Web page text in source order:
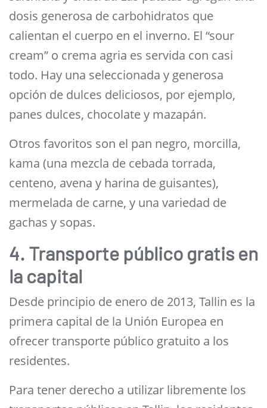
dosis generosa de carbohidratos que
calientan el cuerpo en el inverno. El “sour
cream” o crema agria es servida con casi
todo. Hay una seleccionada y generosa
opción de dulces deliciosos, por ejemplo,
panes dulces, chocolate y mazapán.
Otros favoritos son el pan negro, morcilla,
kama (una mezcla de cebada torrada,
centeno, avena y harina de guisantes),
mermelada de carne, y una variedad de
gachas y sopas.
4. Transporte público gratis en
la capital
Desde principio de enero de 2013, Tallin es la
primera capital de la Unión Europea en
ofrecer transporte público gratuito a los
residentes.
Para tener derecho a utilizar libremente los